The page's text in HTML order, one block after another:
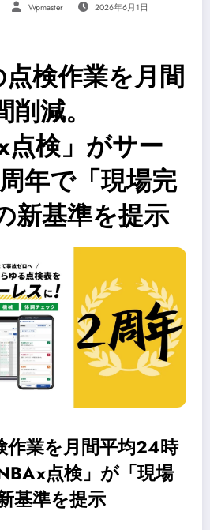
Wpmaster 2026年6月1日
検作業を月間
減。
点検」がサー
年で「現場完
新基準を提示
作業を月間平均24時
点検」が「現場
基準を提示